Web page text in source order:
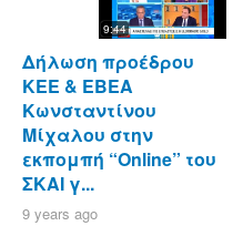
9:44
Δήλωση προέδρου
ΚΕΕ & ΕΒΕΑ
Κωνσταντίνου
Μίχαλου στην
εκπομπή “Online” του
ΣΚΑΙ γ...
9 years ago